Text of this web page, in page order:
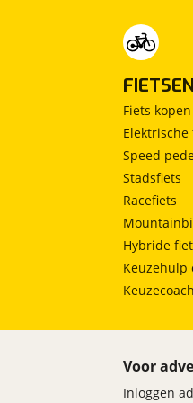
FIETSEN
Fiets kopen
Elektrische
Speed
Stadsfiets
Racefiets
Hybride
Keuzehulp
Keuzecoach
Voor
Inloggen